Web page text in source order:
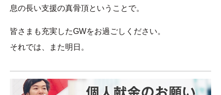
息の長い支援の真骨頂ということで。
皆さまも充実したGWをお過ごしください。
それでは、また明日。